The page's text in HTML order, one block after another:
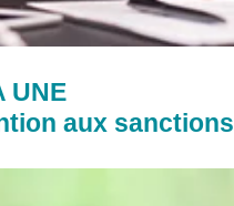
UNE
aux sanctions